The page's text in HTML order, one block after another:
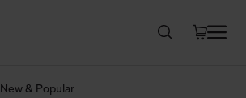
New & Popular